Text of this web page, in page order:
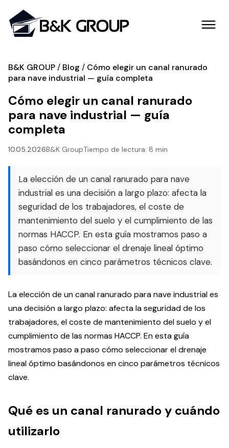
B&K GROUP Blog
Cómo elegir un canal ranurado
para nave industrial — guía completa
Cómo elegir un canal ranurado
para nave industrial — guía
completa
10.05.2026B&K GroupTiempo de lectura: 8 min
La elección de un canal ranurado para nave
industrial es una decisión a largo plazo: afecta la
seguridad de los trabajadores, el coste de
mantenimiento del suelo y el cumplimiento de las
normas HACCP. En esta guía mostramos paso a
paso cómo seleccionar el drenaje lineal óptimo
basándonos en cinco parámetros técnicos clave.
La elección de un canal ranurado para nave industrial es
una decisión a largo plazo: afecta la seguridad de los
trabajadores, el coste de mantenimiento del suelo y el
cumplimiento de las normas HACCP. En esta guía
mostramos paso a paso cómo seleccionar el drenaje
lineal óptimo basándonos en cinco parámetros técnicos
clave.
Qué es un canal ranurado y cuándo
utilizarlo